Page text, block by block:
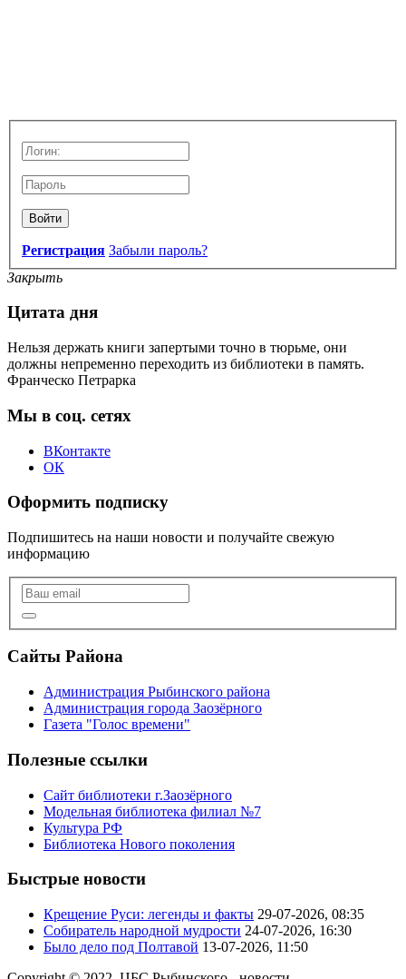
Войти
Регистрация Забыли пароль?
Закрыть
Цитата дня
Нельзя держать книги запертыми точно в тюрьме, они
должны непременно переходить из библиотеки в память.
Франческо Петрарка
Мы в соц. сетях
ВКонтакте
ОК
Оформить подписку
Подпишитесь на наши новости и получайте свежую
информацию
Сайты Района
Администрация Рыбинского района
Администрация города Заозёрного
Газета "Голос времени"
Полезные ссылки
Сайт библиотеки г.Заозёрного
Модельная библиотека филиал №7
Культура РФ
Библиотека Нового поколения
Быстрые новости
Крещение Руси: легенды и факты 29-07-2026, 08:35
Собиратель народной мудрости 24-07-2026, 16:30
Было дело под Полтавой 13-07-2026, 11:50